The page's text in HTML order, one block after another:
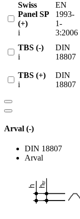
Swiss
Panel SP
(+)
i
EN
1993-
1-
3:2006
TBS (-)
i
DIN
18807
TBS (+)
i
DIN
18807
Arval (-)
DIN 18807
Arval
h h
tr